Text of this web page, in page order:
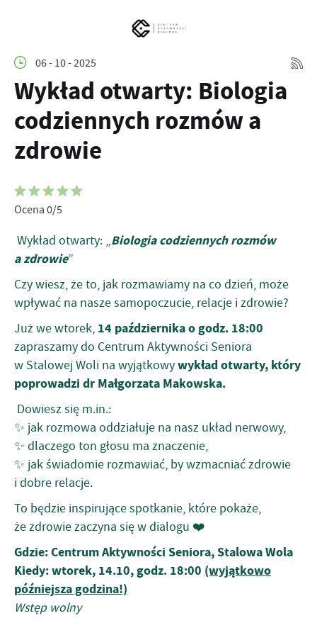
06 - 10 - 2025
Wykład otwarty: Biologia
codziennych rozmów a
zdrowie
Ocena 0/5
Wykład otwarty: „Biologia codziennych rozmów
a zdrowie”
Czy wiesz, że to, jak rozmawiamy na co dzień, może
wpływać na nasze samopoczucie, relacje i zdrowie?
Już we wtorek, 14 października o godz. 18:00
zapraszamy do Centrum Aktywności Seniora
w Stalowej Woli na wyjątkowywykład otwarty, który
poprowadzi dr Małgorzata Makowska.
Dowiesz się m.in.:
✨ jak rozmowa oddziałuje na nasz układ nerwowy,
✨ dlaczego ton głosu ma znaczenie,
✨ jak świadomie rozmawiać, by wzmacniać zdrowie
i dobre relacje.
To będzie inspirujące spotkanie, które pokaże,
że zdrowie zaczyna się w dialogu ❤️
Gdzie: Centrum Aktywności Seniora, Stalowa Wola
Kiedy: wtorek, 14.10, godz. 18:00 (wyjątkowo
późniejsza godzina!)
Wstęp wolny